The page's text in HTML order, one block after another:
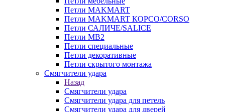
Петли MAKMART
Петли MAKMART КОРСО/CORSO
Петли САЛИЧЕ/SALICE
Петли MB2
Петли специальные
Петли декоративные
Петли скрытого монтажа
Смягчители удара
Назад
Смягчители удара
Смягчители удара для петель
Смягчители удара для дверей